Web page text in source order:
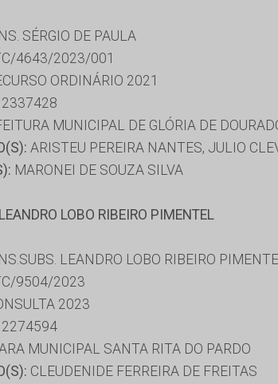
SÉRGIO DE PAULA
4643/2023/001
ORDINÁRIO 2021
2337428
MUNICIPAL DE GLÓRIA DE
ARISTEU PEREIRA NANTES, JULIO
MARONEI DE SOUZA SILVA
LOBO RIBEIRO PIMENTEL
LEANDRO LOBO RIBEIRO
9504/2023
2023
2274594
MUNICIPAL SANTA RITA DO PARDO
CLEUDENIDE FERREIRA DE FREITAS